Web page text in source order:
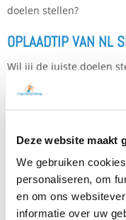
Deze website maakt
We gebruiken
personaliseren, om
en om ons
informatie over uw
doelen stellen?
OPLAADTIP VAN NL
Wil jij de juiste doelen
van je team
sportpsycholoog
Kies voor
Vermijd
Werk met korte
Zorg altijd voor
prestatie